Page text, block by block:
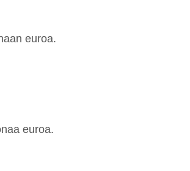
euroa.
euroa.